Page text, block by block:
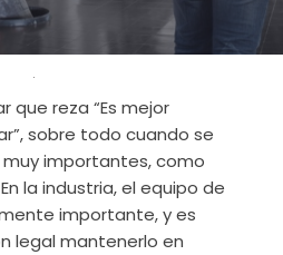
que reza “Es mejor
sobre todo cuando se
importantes, como
la industria, el equipo de
importante, y es
legal mantenerlo en